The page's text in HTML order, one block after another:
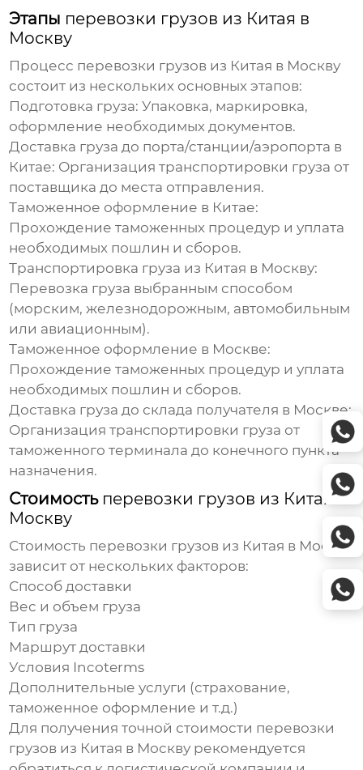
Этапы перевозки грузов из Китая в
Москву
Процесс перевозки грузов из Китая в Москву
состоит из нескольких основных этапов:
Подготовка груза: Упаковка, маркировка,
оформление необходимых документов.
Доставка груза до порта/станции/аэропорта в
Китае: Организация транспортировки груза от
поставщика до места отправления.
Таможенное оформление в Китае:
Прохождение таможенных процедур и уплата
необходимых пошлин и сборов.
Транспортировка груза из Китая в Москву:
Перевозка груза выбранным способом
(морским, железнодорожным, автомобильным
или авиационным).
Таможенное оформление в Москве:
Прохождение таможенных процедур и уплата
необходимых пошлин и сборов.
Доставка груза до склада получателя в Москве:
Организация транспортировки груза от
таможенного терминала до конечного пункта
назначения.
Стоимость перевозки грузов из Китая в
Москву
Стоимость перевозки грузов из Китая в Москву
зависит от нескольких факторов:
Способ доставки
Вес и объем груза
Тип груза
Маршрут доставки
Условия Incoterms
Дополнительные услуги (страхование,
таможенное оформление и т.д.)
Для получения точной стоимости перевозки
грузов из Китая в Москву рекомендуется